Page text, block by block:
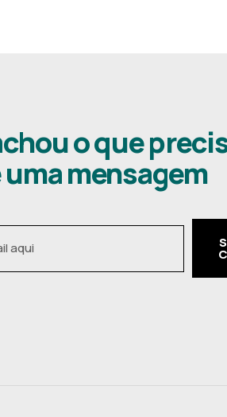
o que
mensagem